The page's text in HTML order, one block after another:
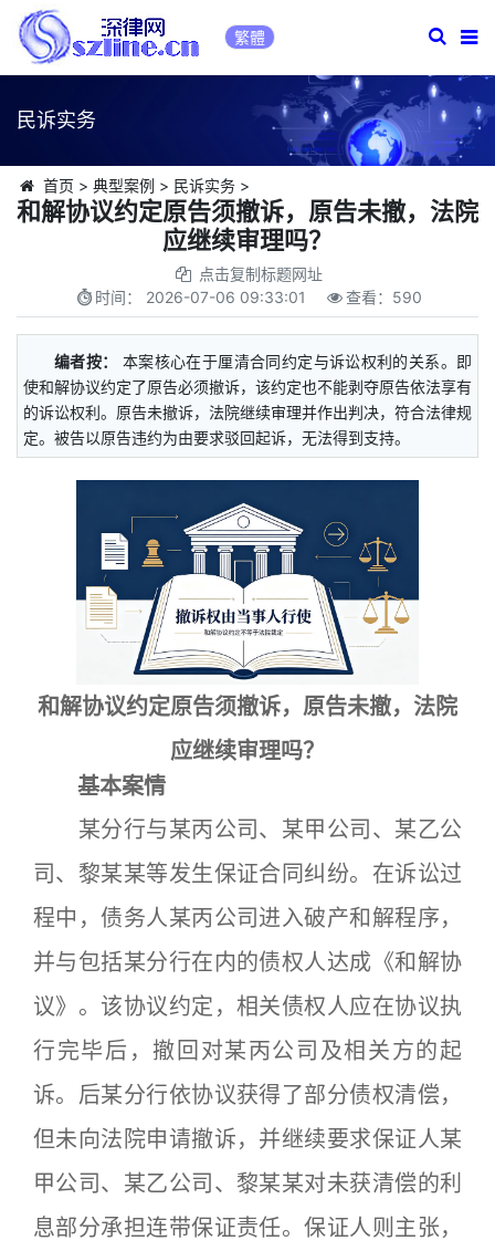
繁體
民诉实务
首页 > 典型案例 > 民诉实务>
和解协议约定原告须撤诉，原告未撤，法院
应继续审理吗？
点击复制标题网址
时间： 2026-07-06 09:33:01 查看： 590
编者按：
本案核心在于厘清合同约定与诉讼权利的关系。即
使和解协议约定了原告必须撤诉，该约定也不能剥夺原告依法享有
的诉讼权利。原告未撤诉，法院继续审理并作出判决，符合法律规
定。被告以原告违约为由要求驳回起诉，无法得到支持。
和解协议约定原告须撤诉，原告未撤，法院
应继续审理吗？
基本案情
某分行与某丙公司、某甲公司、某乙公
司、黎某某等发生保证合同纠纷。在诉讼过
程中，债务人某丙公司进入破产和解程序，
并与包括某分行在内的债权人达成《和解协
议》。该协议约定，相关债权人应在协议执
行完毕后，撤回对某丙公司及相关方的起
诉。后某分行依协议获得了部分债权清偿，
但未向法院申请撤诉，并继续要求保证人某
甲公司、某乙公司、黎某某对未获清偿的利
息部分承担连带保证责任。保证人则主张，